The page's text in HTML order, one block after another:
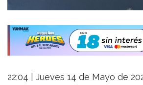
22:04 | Jueves 14 de Mayo de